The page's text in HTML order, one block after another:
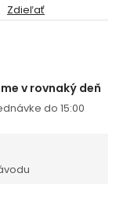
Registrace
Zdieľať
v rovnaký deň
do 15:00